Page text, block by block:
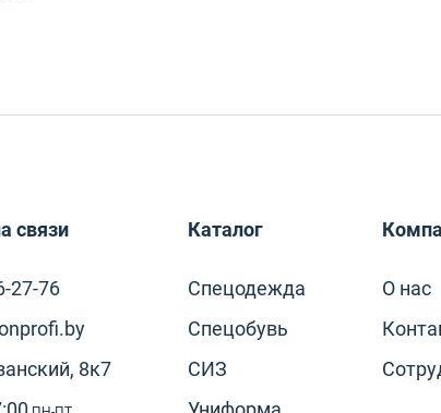
связи
27-76
8к7
Каталог
Спецодежда
Спецобувь
СИЗ
О нас